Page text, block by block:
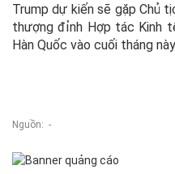
Trump dự kiến sẽ gặp Chủ
thượng đỉnh Hợp tác Kinh
Hàn Quốc vào cuối tháng
Nguồn: -